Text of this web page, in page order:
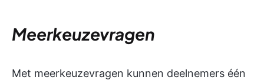
Meerkeuzevragen
Met meerkeuzevragen kunnen deelnemers één